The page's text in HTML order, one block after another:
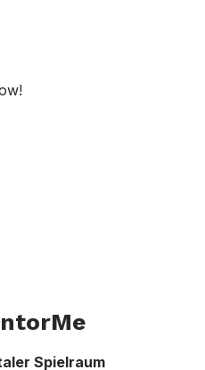
Spielraum